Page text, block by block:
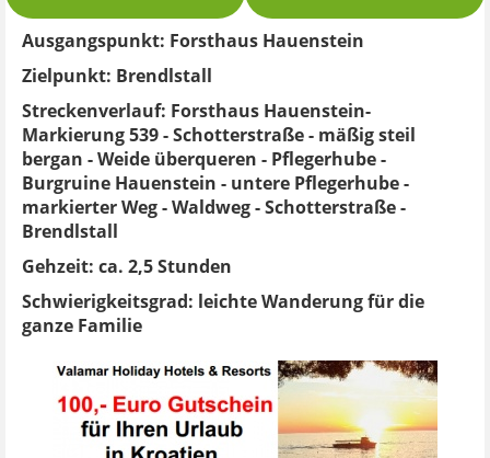
Ausgangspunkt: Forsthaus Hauenstein
Zielpunkt: Brendlstall
Streckenverlauf: Forsthaus Hauenstein-
Markierung 539 - Schotterstraße - mäßig steil
bergan - Weide überqueren - Pflegerhube -
Burgruine Hauenstein - untere Pflegerhube -
markierter Weg - Waldweg - Schotterstraße -
Brendlstall
Gehzeit: ca. 2,5 Stunden
Schwierigkeitsgrad: leichte Wanderung für die
ganze Familie